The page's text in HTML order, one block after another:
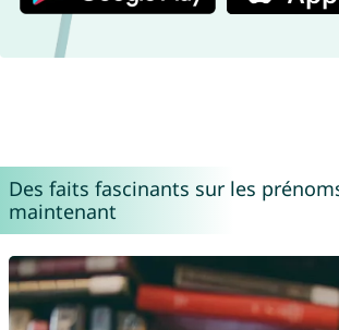
Des faits fascinants sur les
maintenant